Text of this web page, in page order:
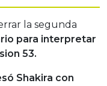
la segunda
para interpretar
53.
Shakira con